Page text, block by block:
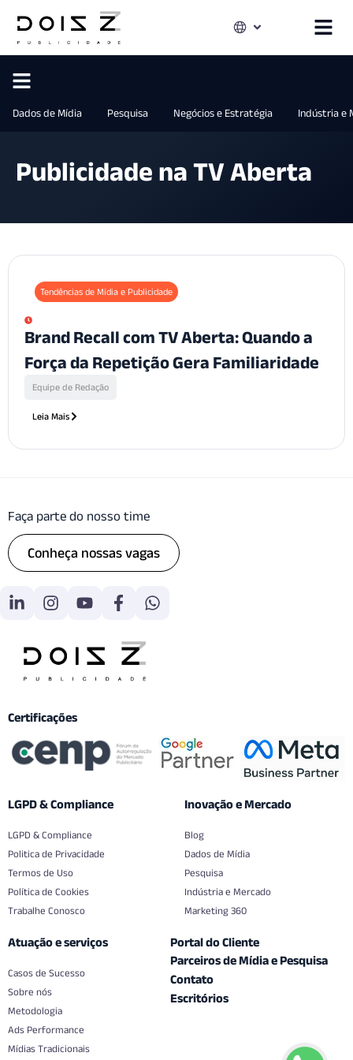
Dados de Mídia Pesquisa Negócios e Estratégia Indústria e
Publicidade na TV Aberta
Tendências de Mídia e Publicidade
Brand Recall com TV Aberta: Quando a
Força da Repetição Gera Familiaridade
Equipe de Redação
Leia Mais
Faça parte do nosso time
Conheça nossas vagas
Certificações
LGPD & Compliance
LGPD & Compliance
Politica de Privacidade
Termos de Uso
Política de Cookies
Trabalhe Conosco
Inovação e Mercado
Blog
Dados de Mídia
Pesquisa
Indústria e Mercado
Marketing 360
Atuação e serviços
Casos de Sucesso
Sobre nós
Metodologia
Ads Performance
Mídias Tradicionais
Portal do Cliente
Parceiros de Mídia e Pesquisa
Contato
Escritórios